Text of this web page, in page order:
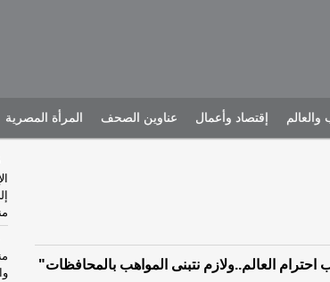
والعالم إقتصاد وأعمال عناوين الصحف المرأة المصرية
العالم..ولازم نتبنى المواهب بالمحافظات"